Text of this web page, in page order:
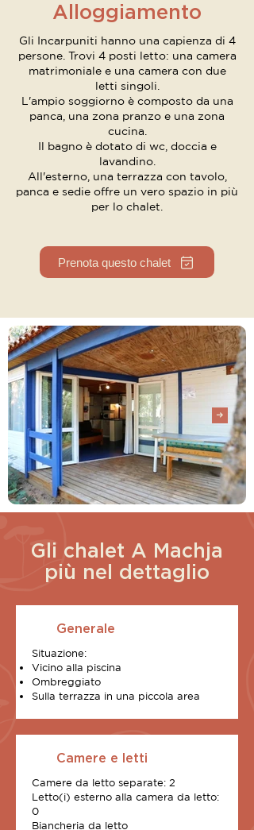
Alloggiamento
Gli Incarpuniti hanno una capienza di 4
persone. Trovi 4 posti letto: una camera
matrimoniale e una camera con due
letti singoli.
L'ampio soggiorno è composto da una
panca, una zona pranzo e una zona
cucina.
Il bagno è dotato di wc, doccia e
lavandino.
All'esterno, una terrazza con tavolo,
panca e sedie offre un vero spazio in più
per lo chalet.
Prenota questo chalet
Gli chalet A Machja
più nel dettaglio
Generale
Situazione:
Vicino alla piscina
Ombreggiato
Sulla terrazza in una piccola area
Camere e letti
Camere da letto separate: 2
Letto(i) esterno alla camera da letto:
0
Biancheria da letto